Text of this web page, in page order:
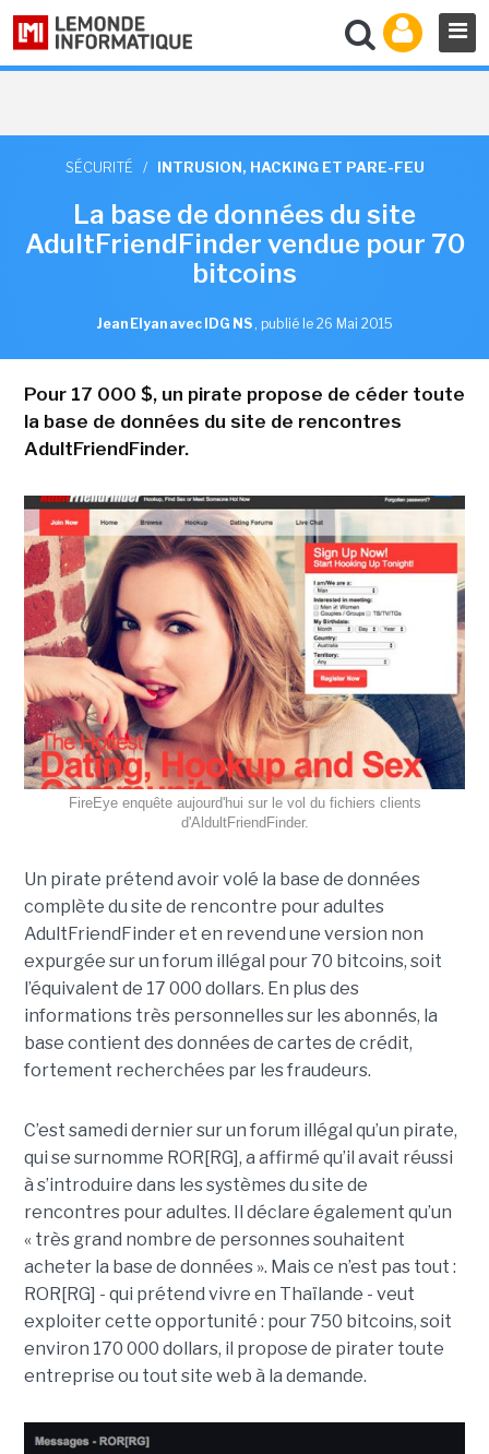
SÉCURITÉ / INTRUSION, HACKING ET PARE-FEU
La base de données du site
AdultFriendFinder vendue pour 70
bitcoins
Jean Elyan avec IDG NS , publié le 26 Mai 2015
Pour 17 000 $, un pirate propose de céder toute
la base de données du site de rencontres
AdultFriendFinder.
FireEye enquête aujourd'hui sur le vol du fichiers clients
d'AldultFriendFinder.
Un pirate prétend avoir volé la base de données
complète du site de rencontre pour adultes
AdultFriendFinder et en revend une version non
expurgée sur un forum illégal pour 70 bitcoins, soit
l’équivalent de 17 000 dollars. En plus des
informations très personnelles sur les abonnés, la
base contient des données de cartes de crédit,
fortement recherchées par les fraudeurs.
C’est samedi dernier sur un forum illégal qu’un pirate,
qui se surnomme ROR[RG], a affirmé qu’il avait réussi
à s’introduire dans les systèmes du site de
rencontres pour adultes. Il déclare également qu’un
« très grand nombre de personnes souhaitent
acheter la base de données ». Mais ce n’est pas tout :
ROR[RG] - qui prétend vivre en Thaïlande - veut
exploiter cette opportunité : pour 750 bitcoins, soit
environ 170 000 dollars, il propose de pirater toute
entreprise ou tout site web à la demande.